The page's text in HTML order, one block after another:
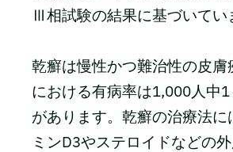
Ⅲ相試験の結果に基づいてい
乾癬は慢性かつ難治性の皮膚
における有病率は1,000人中
があります。乾癬の治療法に
ミンD3やステロイドなどの